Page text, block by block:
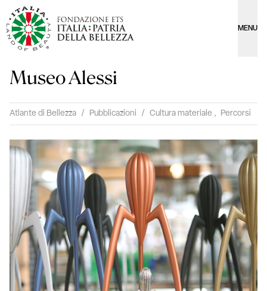
MENU
Museo Alessi
Atlante di Bellezza / Pubblicazioni / Cultura materiale , Percorsi